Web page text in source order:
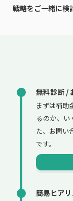
戦略をご一緒に検
無料診断 /
まずは補助
るのか、
た、お問い
です。
簡易ヒア